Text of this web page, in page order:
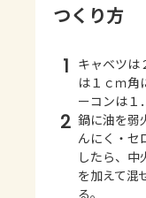
つくり方
1 キャベツは
は１ｃｍ角
ーコンは１
2 鍋に油を弱
んにく・セ
したら、中
を加えて混
る。